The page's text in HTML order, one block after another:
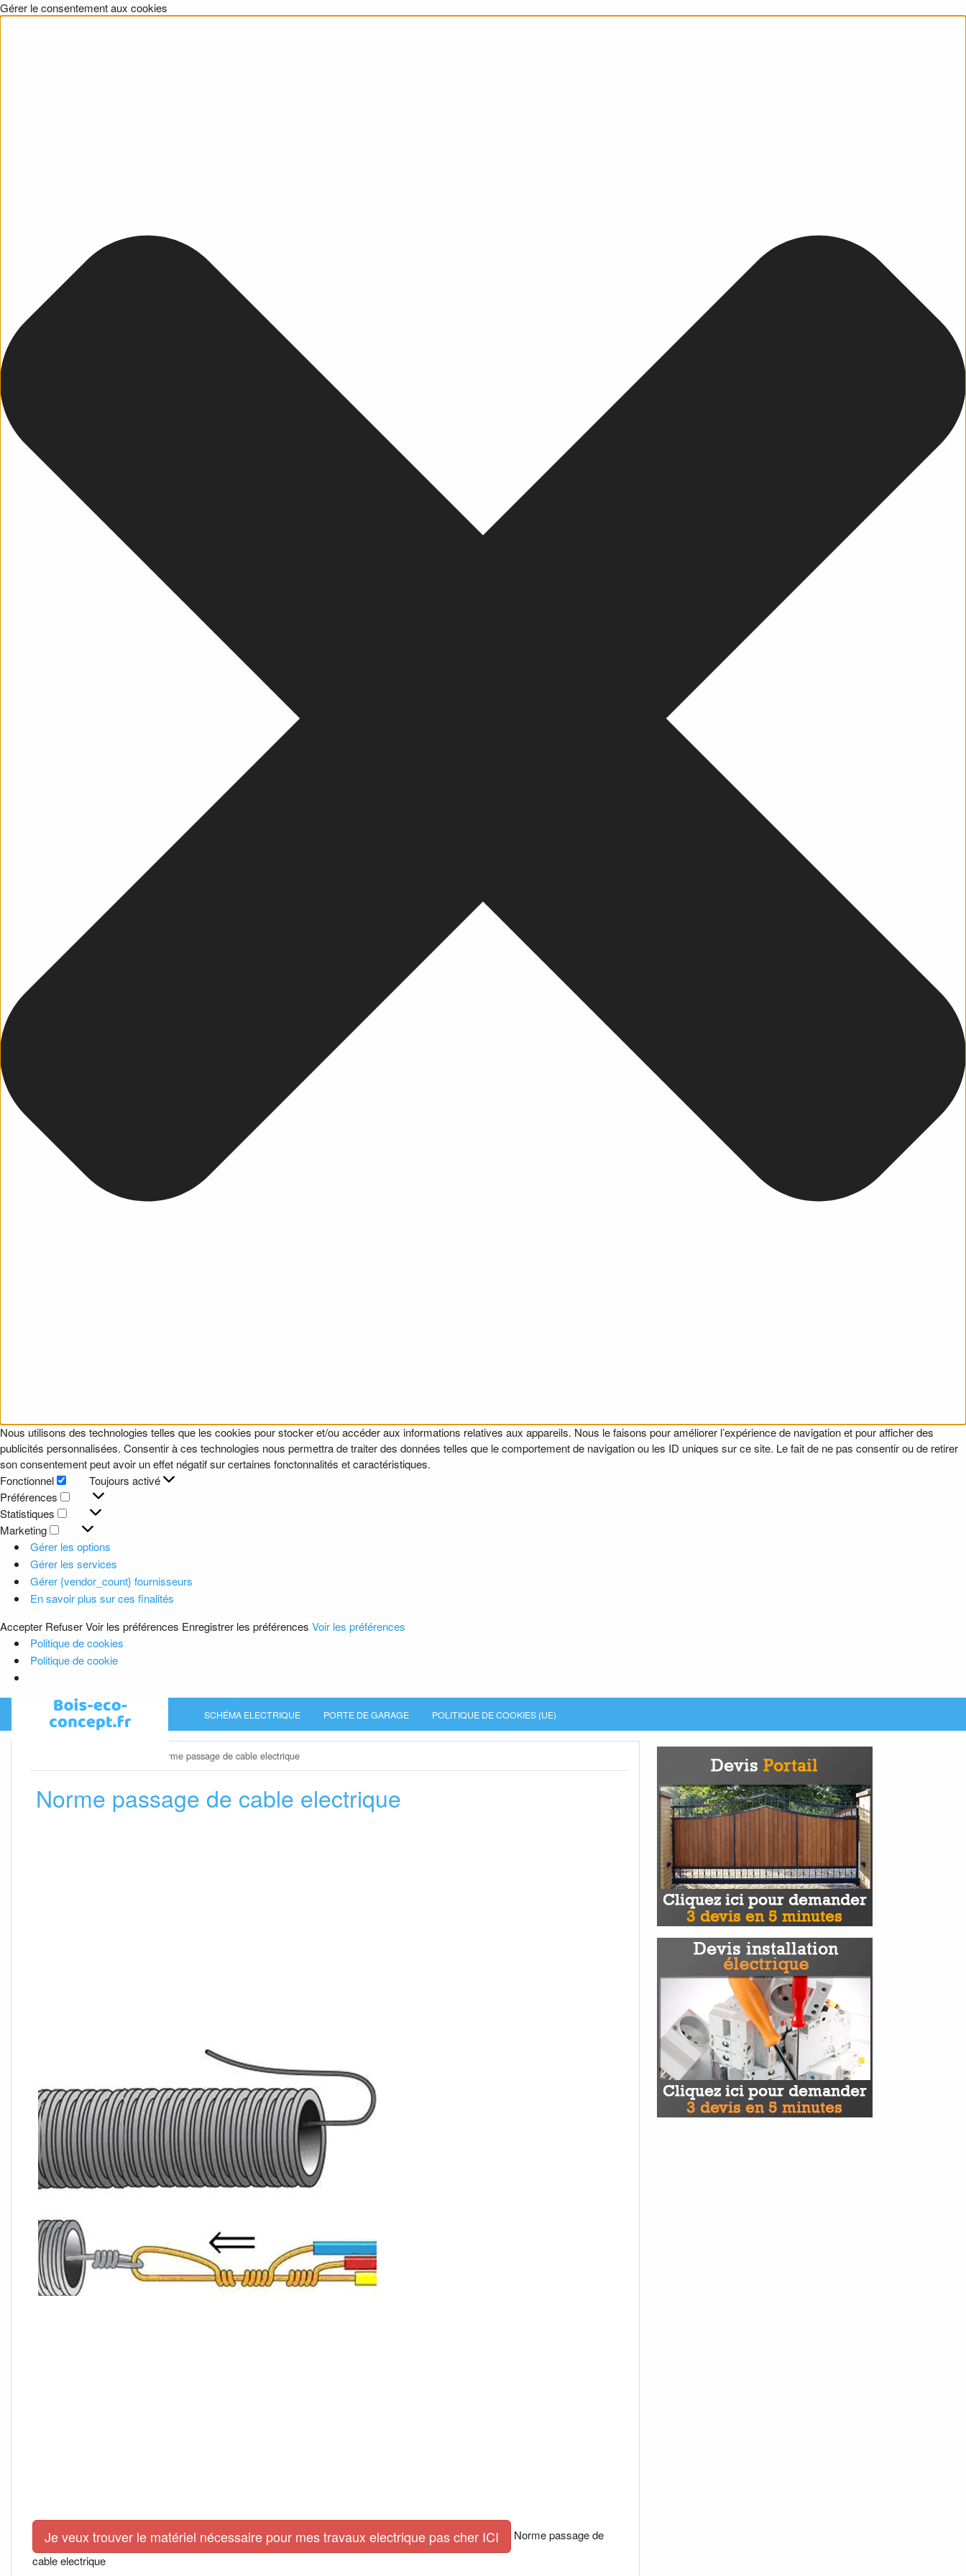
Gérer le consentement aux cookies
Nous utilisons des technologies telles que les cookies pour stocker et/ou accéder aux informations relatives aux appareils. Nous le faisons pour améliorer l’expérience de navigation et pour afficher des
publicités personnalisées. Consentir à ces technologies nous permettra de traiter des données telles que le comportement de navigation ou les ID uniques sur ce site. Le fait de ne pas consentir ou de retirer
son consentement peut avoir un effet négatif sur certaines fonctonnalités et caractéristiques.
Fonctionnel
Fonctionnel
Toujours activé
Préférences
Préférences
Statistiques
Statistiques
Marketing
Marketing
Gérer les options
Gérer les services
Gérer {vendor_count} fournisseurs
En savoir plus sur ces finalités
Accepter RefuserVoir les préférences Enregistrer les préférences Voir les préférences
Politique de cookies
Politique de cookie
SCHÉMA ELECTRIQUE PORTE DE GARAGE POLITIQUE DE COOKIES (UE)
Norme passage de cable electrique
Norme passage de cable electrique
Je veux trouver le matériel nécessaire pour mes travaux electrique pas cher ICI
Norme passage de
cable electrique